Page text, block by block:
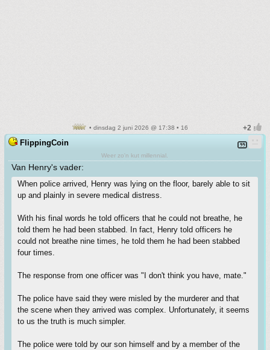
• dinsdag 2 juni 2026 @ 17:38 • 16
FlippingCoin
Weer zo'n kut millennial.
Van Henry's vader:
When police arrived, Henry was lying on the floor, barely able to sit
up and plainly in severe medical distress.
With his final words he told officers that he could not breathe, he
told them he had been stabbed. In fact, Henry told officers he
could not breathe nine times, he told them he had been stabbed
four times.
The response from one officer was "I don't think you have, mate."
The police have said they were misled by the murderer and that
the scene when they arrived was complex. Unfortunately, it seems
to us the truth is much simpler.
The police were told by our son himself and by a member of the